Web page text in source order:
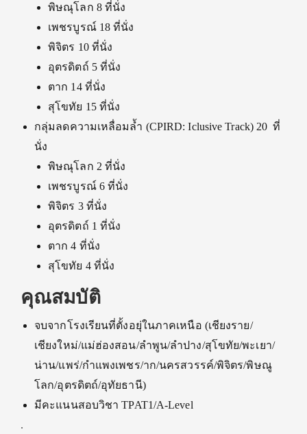
พิษณุโลก 8 ที่นั่ง
เพชรบูรณ์ 18 ที่นั่ง
พิจิตร 10 ที่นั่ง
อุตรดิตถ์ 5 ที่นั่ง
ตาก 14 ที่นั่ง
สุโขทัย 15 ที่นั่ง
กลุ่มลดความเหลื่อมล้ำ (CPIRD: Iclusive Track) 20 ที่
นั่ง
พิษณุโลก 2 ที่นั่ง
เพชรบูรณ์ 6 ที่นั่ง
พิจิตร 3 ที่นั่ง
อุตรดิตถ์ 1 ที่นั่ง
ตาก 4 ที่นั่ง
สุโขทัย 4 ที่นั่ง
คุณสมบัติ
จบจากโรงเรียนที่ตั้งอยุ่ในภาคเหนือ (เชียงราย/
เชียงใหม่/แม่ฮ่องสอน/ลำพูน/ลำปาง/สุโขทัย/พะเยา/
น่าน/แพร่/กำแพงเพชร/าก/นครสวรรค์/พิจิตร/พิษณู
โลก/อุตรดิตถ์/อุทัยธานี)
มีคะแนนสอบวิชา TPAT1/A-Level
.